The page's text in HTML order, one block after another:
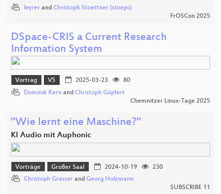
leyrer and Christoph Stoettner (stoeps)
FrOSCon 2025
DSpace-CRIS a Current Research
Information System
Vortrag V5 2025-03-23
80
Dominik Kern and Christoph Göpfert
Chemnitzer Linux-Tage 2025
"Wie lernt eine Maschine?"
KI Audio mit Auphonic
Vorträge Großer Saal 2024-10-19
230
Christoph Grasser and Georg Holzmann
SUBSCRIBE 11